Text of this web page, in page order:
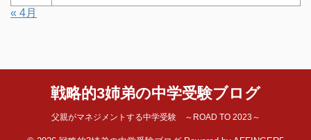
« 4月
戦略的3姉弟の中学受験ブログ
父親がマネジメントする中学受験 ～ROAD TO 2023～